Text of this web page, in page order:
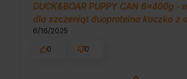
DUCK&BOAR PUPPY CAN 6x400g -
dla szczeniąt duoproteina kaczka z
6/16/2025
0
0